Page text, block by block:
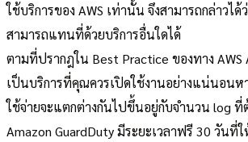
ใช้บริการของ AWS เท่านั้น จึงสามารถกล่าวไ
สามารถแทนที่ด้วยบริการอื่นใดได้
ตามที่ปรากฎใน Best Practice ของทาง AWS
เป็นบริการที่คุณควรเปิดใช้งานอย่างแน่นอนห
ใช้จ่ายจะแตกต่างกันไปขึ้นอยู่กับจำนวน log ที่
Amazon GuardDuty มีระยะเวลาฟรี 30 วันที่